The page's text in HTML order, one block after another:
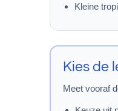
Kleine
Kies de
Meet vooraf